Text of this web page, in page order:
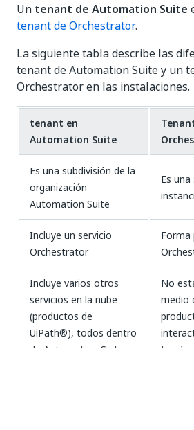
Un tenant de Automation Suite
tenant de Orchestrator.
La siguiente tabla describe las
tenant de Automation Suite y un
Orchestrator en las instalaciones.
tenant en
Automation Suite
Es una subdivisión de la
organización
Automation Suite
Es
Incluye un servicio
Orchestrator
Forma
Incluye varios otros
servicios en la nube
(productos de
UiPath®), todos dentro
de Automation Suite
No
medio
través